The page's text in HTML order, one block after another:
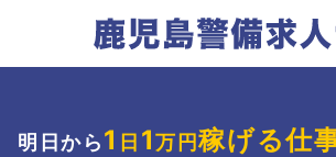
明日から1 日 1万円稼げる仕